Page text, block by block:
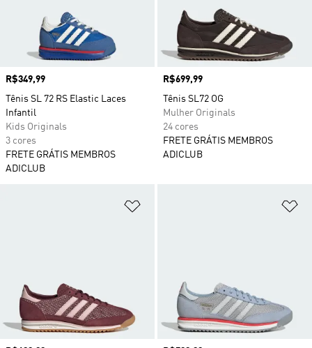
Preço
R$349,99
Tênis SL 72 RS Elastic Laces
Infantil
Kids Originals
3 cores
FRETE GRÁTIS MEMBROS
ADICLUB
Preço
R$699,99
Tênis SL72 OG
Mulher Originals
24 cores
FRETE GRÁTIS MEMBROS
ADICLUB